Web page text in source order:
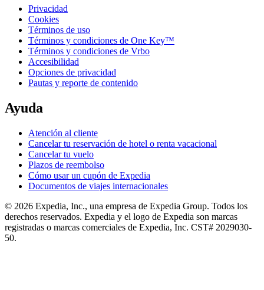
Privacidad
Cookies
Términos de uso
Términos y condiciones de One Key™
Términos y condiciones de Vrbo
Accesibilidad
Opciones de privacidad
Pautas y reporte de contenido
Ayuda
Atención al cliente
Cancelar tu reservación de hotel o renta vacacional
Cancelar tu vuelo
Plazos de reembolso
Cómo usar un cupón de Expedia
Documentos de viajes internacionales
© 2026 Expedia, Inc., una empresa de Expedia Group. Todos los
derechos reservados. Expedia y el logo de Expedia son marcas
registradas o marcas comerciales de Expedia, Inc. CST# 2029030-
50.